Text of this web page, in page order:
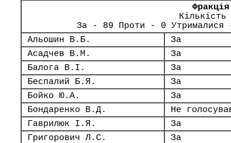
За - 89 Проти - 0 Утрималися
Альошин В.Б.
За
Асадчев В.М.
За
Балога В.І.
За
Беспалий Б.Я.
За
Бойко Ю.А.
За
Бондаренко В.Д.
Не
Гаврилюк І.Я.
За
Григорович Л.С.
За